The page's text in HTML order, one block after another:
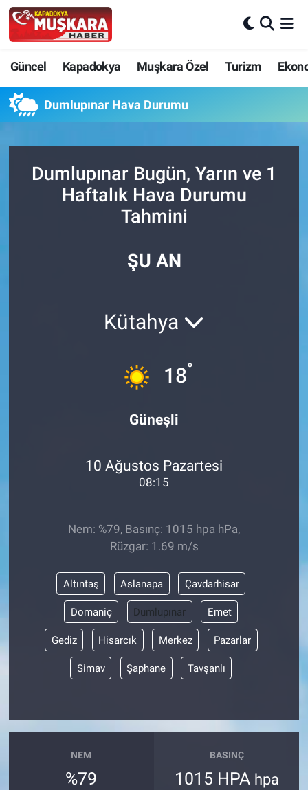
Güncel Kapadokya Muşkara Özel Turizm
Dumlupınar Hava Durumu
Dumlupınar Bugün, Yarın ve 1
Haftalık Hava Durumu
Tahmini
ŞU AN
Kütahya
18°
Güneşli
10 Ağustos Pazartesi
08:15
Nem: %79, Basınç: 1015 hpa hPa,
Rüzgar: 1.69 m/s
Altıntaş Aslanapa Çavdarhisar
Domaniç Dumlupınar Emet
Gediz Hisarcık Merkez Pazarlar
Simav Şaphane Tavşanlı
NEM
%79
BASINÇ
1015 HPA hpa
Güncel
SEÇİM
Ekonomi
Nevşehir Hava Durumu
Nevşehir Trafik Yoğunluk Haritası
Tüm Manşetler
Son Dakika Haberleri